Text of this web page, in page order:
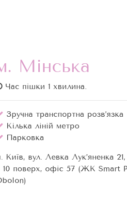
Мінська
Час пішки 1 хвилина.
Зручна транспортна розв’язка
Кілька ліній метро
Парковка
Київ, вул. Левка Лук’яненка
10 поверх, офіс 57 (ЖК Smart